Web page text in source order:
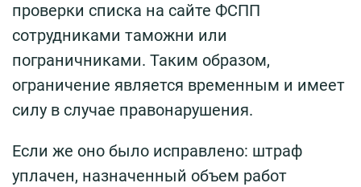
проверки списка на сайте ФСПП
сотрудниками таможни или
пограничниками. Таким образом,
ограничение является временным и имеет
силу в случае правонарушения.
Если же оно было исправлено: штраф
уплачен, назначенный объем работ